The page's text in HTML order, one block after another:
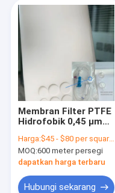
Tentang kita
Wisata pabrik
Hubungi kami
Quote request suatu
Membran Filter PTFE
Hidrofobik 0,45 μm
Filtrasi Gas
Harga:$45 - $80 per square meter
MOQ:600 meter persegi
dapatkan harga terbaru
Hubungi sekarang